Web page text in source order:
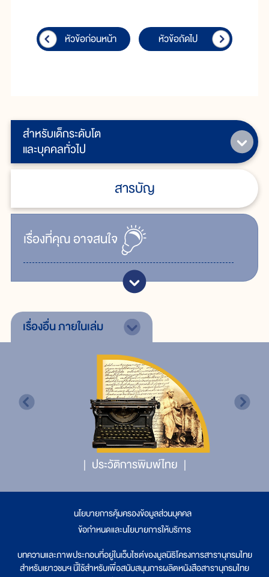
สำหรับเด็กระดับโต
และบุคคลทั่วไป
สารบัญ
เรื่ิองที่คุณอาจสนใจ
หัวข้อก่อนหน้า หัวข้อถัดไป
เรื่องอื่นภายในเล่ม
ประวัติการพิมพ์ไทย
นโยบายการคุ้มครองข้อมูลส่วนบุคคล
ข้อกำหนดและนโยบายการให้บริการ
บทความและภาพประกอบที่อยู่ในเว็บไซต์ของมูลนิธิโครงการสารานุกรมไทย
สำหรับเยาวชนฯ นี้ใช้สำหรับเพื่อสนับสนุนการผลิตหนังสือสารานุกรมไทย